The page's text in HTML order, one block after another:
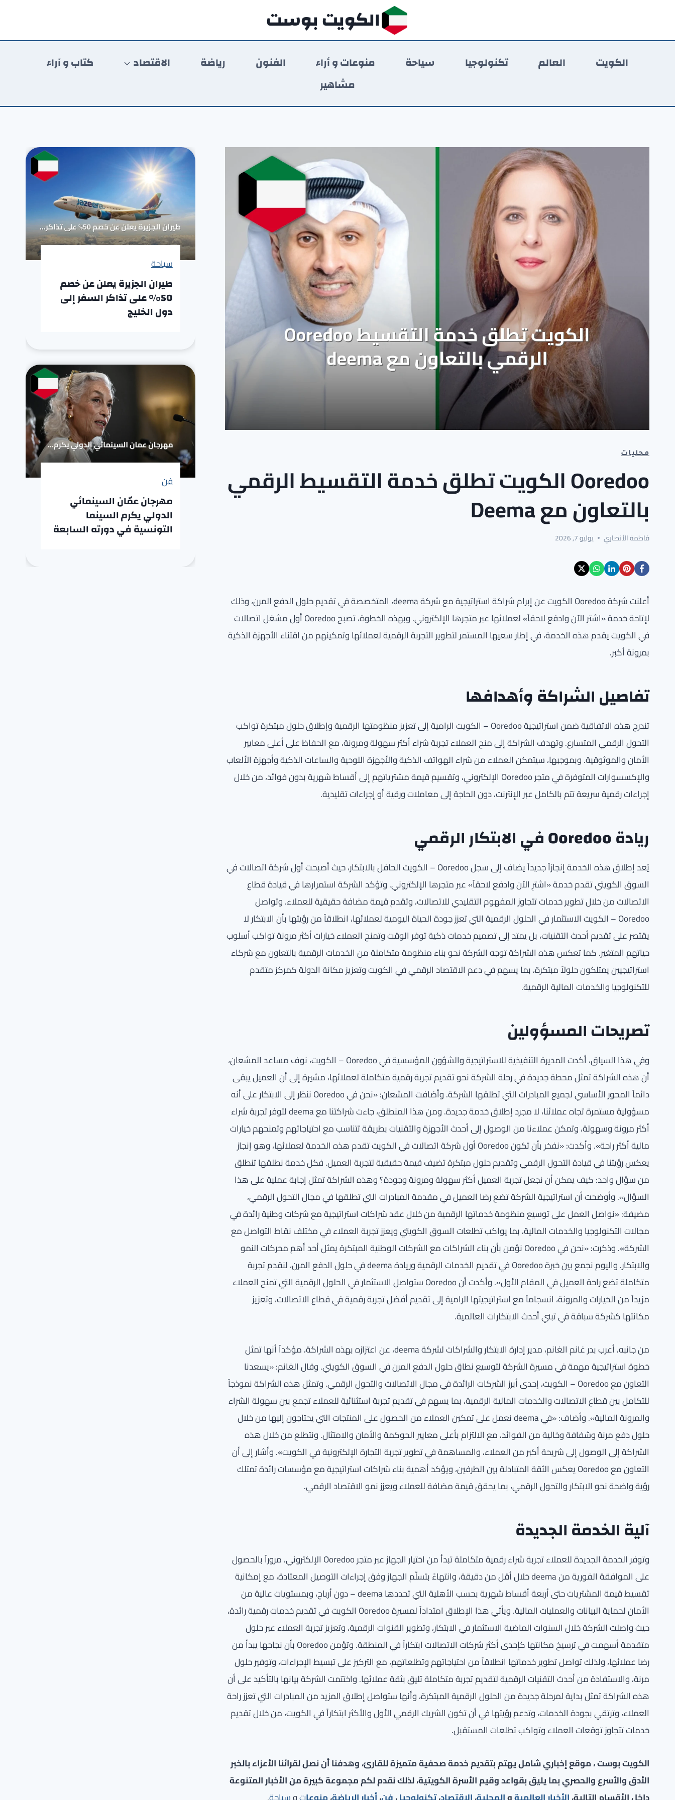
المحتوى
الكويت بوست
الكويت العالم تكنولوجيا سياحة منوعات و أراء الفنون رياضة الاقتصاد
كتاب و آراء
مشاهير
محليات
Ooredoo الكويت تطلق خدمة التقسيط الرقمي
بالتعاون مع Deema
فاطمة الأنصاري يوليو 7, 2026
أعلنت شركة Ooredoo الكويت عن إبرام شراكة استراتيجية مع شركة deema، المتخصصة في تقديم حلول الدفع المرن، وذلك
لإتاحة خدمة «اشترِ الآن وادفع لاحقاً» لعملائها عبر متجرها الإلكتروني. وبهذه الخطوة، تصبح Ooredoo أول مشغل اتصالات
في الكويت يقدم هذه الخدمة، في إطار سعيها المستمر لتطوير التجربة الرقمية لعملائها وتمكينهم من اقتناء الأجهزة الذكية
بمرونة أكبر.
تفاصيل الشراكة وأهدافها
تندرج هذه الاتفاقية ضمن استراتيجية Ooredoo – الكويت الرامية إلى تعزيز منظومتها الرقمية وإطلاق حلول مبتكرة تواكب
التحول الرقمي المتسارع. وتهدف الشراكة إلى منح العملاء تجربة شراء أكثر سهولة ومرونة، مع الحفاظ على أعلى معايير
الأمان والموثوقية. وبموجبها، سيتمكن العملاء من شراء الهواتف الذكية والأجهزة اللوحية والساعات الذكية وأجهزة الألعاب
والإكسسوارات المتوفرة في متجر Ooredoo الإلكتروني، وتقسيم قيمة مشترياتهم إلى أقساط شهرية بدون فوائد، من خلال
إجراءات رقمية سريعة تتم بالكامل عبر الإنترنت، دون الحاجة إلى معاملات ورقية أو إجراءات تقليدية.
ريادة Ooredoo في الابتكار الرقمي
يُعد إطلاق هذه الخدمة إنجازاً جديداً يضاف إلى سجل Ooredoo – الكويت الحافل بالابتكار، حيث أصبحت أول شركة اتصالات في
السوق الكويتي تقدم خدمة «اشترِ الآن وادفع لاحقاً» عبر متجرها الإلكتروني. وتؤكد الشركة استمرارها في قيادة قطاع
الاتصالات من خلال تطوير خدمات تتجاوز المفهوم التقليدي للاتصالات، وتقدم قيمة مضافة حقيقية للعملاء. وتواصل
Ooredoo – الكويت الاستثمار في الحلول الرقمية التي تعزز جودة الحياة اليومية لعملائها، انطلاقاً من رؤيتها بأن الابتكار لا
يقتصر على تقديم أحدث التقنيات، بل يمتد إلى تصميم خدمات ذكية توفر الوقت وتمنح العملاء خيارات أكثر مرونة تواكب أسلوب
حياتهم المتغير. كما تعكس هذه الشراكة توجه الشركة نحو بناء منظومة متكاملة من الخدمات الرقمية بالتعاون مع شركاء
استراتيجيين يمتلكون حلولاً مبتكرة، بما يسهم في دعم الاقتصاد الرقمي في الكويت وتعزيز مكانة الدولة كمركز متقدم
للتكنولوجيا والخدمات المالية الرقمية.
تصريحات المسؤولين
وفي هذا السياق، أكدت المديرة التنفيذية للاستراتيجية والشؤون المؤسسية في Ooredoo – الكويت، نوف مساعد المشعان،
أن هذه الشراكة تمثل محطة جديدة في رحلة الشركة نحو تقديم تجربة رقمية متكاملة لعملائها، مشيرة إلى أن العميل يبقى
دائماً المحور الأساسي لجميع المبادرات التي تطلقها الشركة. وأضافت المشعان: «نحن في Ooredoo ننظر إلى الابتكار على أنه
مسؤولية مستمرة تجاه عملائنا، لا مجرد إطلاق خدمة جديدة. ومن هذا المنطلق، جاءت شراكتنا مع deema لتوفر تجربة شراء
أكثر مرونة وسهولة، وتمكن عملاءنا من الوصول إلى أحدث الأجهزة والتقنيات بطريقة تتناسب مع احتياجاتهم وتمنحهم خيارات
مالية أكثر راحة». وأكدت: «نفخر بأن تكون Ooredoo أول شركة اتصالات في الكويت تقدم هذه الخدمة لعملائها، وهو إنجاز
يعكس رؤيتنا في قيادة التحول الرقمي وتقديم حلول مبتكرة تضيف قيمة حقيقية لتجربة العميل. فكل خدمة نطلقها تنطلق
من سؤال واحد: كيف يمكن أن نجعل تجربة العميل أكثر سهولة ومرونة وجودة؟ وهذه الشراكة تمثل إجابة عملية على هذا
السؤال». وأوضحت أن استراتيجية الشركة تضع رضا العميل في مقدمة المبادرات التي تطلقها في مجال التحول الرقمي،
مضيفة: «نواصل العمل على توسيع منظومة خدماتها الرقمية من خلال عقد شراكات استراتيجية مع شركات وطنية رائدة في
مجالات التكنولوجيا والخدمات المالية، بما يواكب تطلعات السوق الكويتي ويعزز تجربة العملاء في مختلف نقاط التواصل مع
الشركة». وذكرت: «نحن في Ooredoo نؤمن بأن بناء الشراكات مع الشركات الوطنية المبتكرة يمثل أحد أهم محركات النمو
والابتكار. واليوم نجمع بين خبرة Ooredoo في تقديم الخدمات الرقمية وريادة deema في حلول الدفع المرن، لنقدم تجربة
متكاملة تضع راحة العميل في المقام الأول». وأكدت أن Ooredoo ستواصل الاستثمار في الحلول الرقمية التي تمنح العملاء
مزيداً من الخيارات والمرونة، انسجاماً مع استراتيجيتها الرامية إلى تقديم أفضل تجربة رقمية في قطاع الاتصالات، وتعزيز
مكانتها كشركة سباقة في تبني أحدث الابتكارات العالمية.
من جانبه، أعرب بدر غانم الغانم، مدير إدارة الابتكار والشراكات لشركة deema، عن اعتزازه بهذه الشراكة، مؤكداً أنها تمثل
خطوة استراتيجية مهمة في مسيرة الشركة لتوسيع نطاق حلول الدفع المرن في السوق الكويتي. وقال الغانم: «يسعدنا
التعاون مع Ooredoo – الكويت، إحدى أبرز الشركات الرائدة في مجال الاتصالات والتحول الرقمي. وتمثل هذه الشراكة نموذجاً
للتكامل بين قطاع الاتصالات والخدمات المالية الرقمية، بما يسهم في تقديم تجربة استثنائية للعملاء تجمع بين سهولة الشراء
والمرونة المالية». وأضاف: «في deema نعمل على تمكين العملاء من الحصول على المنتجات التي يحتاجون إليها من خلال
حلول دفع مرنة وشفافة وخالية من الفوائد، مع الالتزام بأعلى معايير الحوكمة والأمان والامتثال. ونتطلع من خلال هذه
الشراكة إلى الوصول إلى شريحة أكبر من العملاء، والمساهمة في تطوير تجربة التجارة الإلكترونية في الكويت». وأشار إلى أن
التعاون مع Ooredoo يعكس الثقة المتبادلة بين الطرفين، ويؤكد أهمية بناء شراكات استراتيجية مع مؤسسات رائدة تمتلك
رؤية واضحة نحو الابتكار والتحول الرقمي، بما يحقق قيمة مضافة للعملاء ويعزز نمو الاقتصاد الرقمي.
آلية الخدمة الجديدة
وتوفر الخدمة الجديدة للعملاء تجربة شراء رقمية متكاملة تبدأ من اختيار الجهاز عبر متجر Ooredoo الإلكتروني، مروراً بالحصول
على الموافقة الفورية من deema خلال أقل من دقيقة، وانتهاءً بتسلّم الجهاز وفق إجراءات التوصيل المعتادة، مع إمكانية
تقسيط قيمة المشتريات حتى أربعة أقساط شهرية بحسب الأهلية التي تحددها deema – دون أرباح، وبمستويات عالية من
الأمان لحماية البيانات والعمليات المالية. ويأتي هذا الإطلاق امتداداً لمسيرة Ooredoo الكويت في تقديم خدمات رقمية رائدة،
حيث واصلت الشركة خلال السنوات الماضية الاستثمار في الابتكار، وتطوير القنوات الرقمية، وتعزيز تجربة العملاء عبر حلول
متقدمة أسهمت في ترسيخ مكانتها كإحدى أكثر شركات الاتصالات ابتكاراً في المنطقة. وتؤمن Ooredoo بأن نجاحها يبدأ من
رضا عملائها، ولذلك تواصل تطوير خدماتها انطلاقاً من احتياجاتهم وتطلعاتهم، مع التركيز على تبسيط الإجراءات، وتوفير حلول
مرنة، والاستفادة من أحدث التقنيات الرقمية لتقديم تجربة متكاملة تليق بثقة عملائها. واختتمت الشركة بيانها بالتأكيد على أن
هذه الشراكة تمثل بداية لمرحلة جديدة من الحلول الرقمية المبتكرة، وأنها ستواصل إطلاق المزيد من المبادرات التي تعزز راحة
العملاء، وترتقي بجودة الخدمات، وتدعم رؤيتها في أن تكون الشريك الرقمي الأول والأكثر ابتكاراً في الكويت، من خلال تقديم
خدمات تتجاوز توقعات العملاء وتواكب تطلعات المستقبل.
الكويت بوست ، موقع إخباري شامل يهتم بتقديم خدمة صحفية متميزة للقارئ، وهدفنا أن نصل لقرائنا الأعزاء بالخبر
الأدق والأسرع والحصري بما يليق بقواعد وقيم الأسرة الكويتية، لذلك نقدم لكم مجموعة كبيرة من الأخبار المتنوعة
سياحة
طيران الجزيرة يعلن عن خصم
50% على تذاكر السفر إلى
دول الخليج
فن
مهرجان عمّان السينمائي
الدولي يكرم السينما
التونسية في دورته السابعة